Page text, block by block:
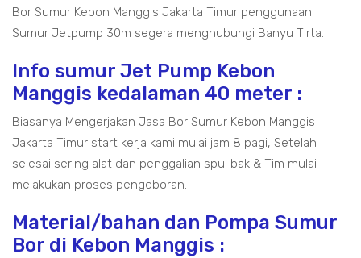
Bor Sumur Kebon Manggis Jakarta Timur penggunaan
Sumur Jetpump 30m segera menghubungi Banyu Tirta.
Info sumur Jet Pump Kebon
Manggis kedalaman 40 meter :
Biasanya Mengerjakan Jasa Bor Sumur Kebon Manggis
Jakarta Timur start kerja kami mulai jam 8 pagi, Setelah
selesai sering alat dan penggalian spul bak & Tim mulai
melakukan proses pengeboran.
Material/bahan dan Pompa Sumur
Bor di Kebon Manggis :